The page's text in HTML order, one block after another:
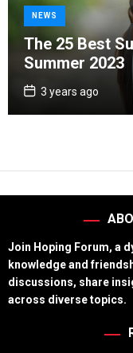
e
g
o
r
s
NEWS
The 25 Best
Summer 2023
P
o
3 years ago
Join Hoping Forum, a
knowledge and
discussions, share
across diverse topics.